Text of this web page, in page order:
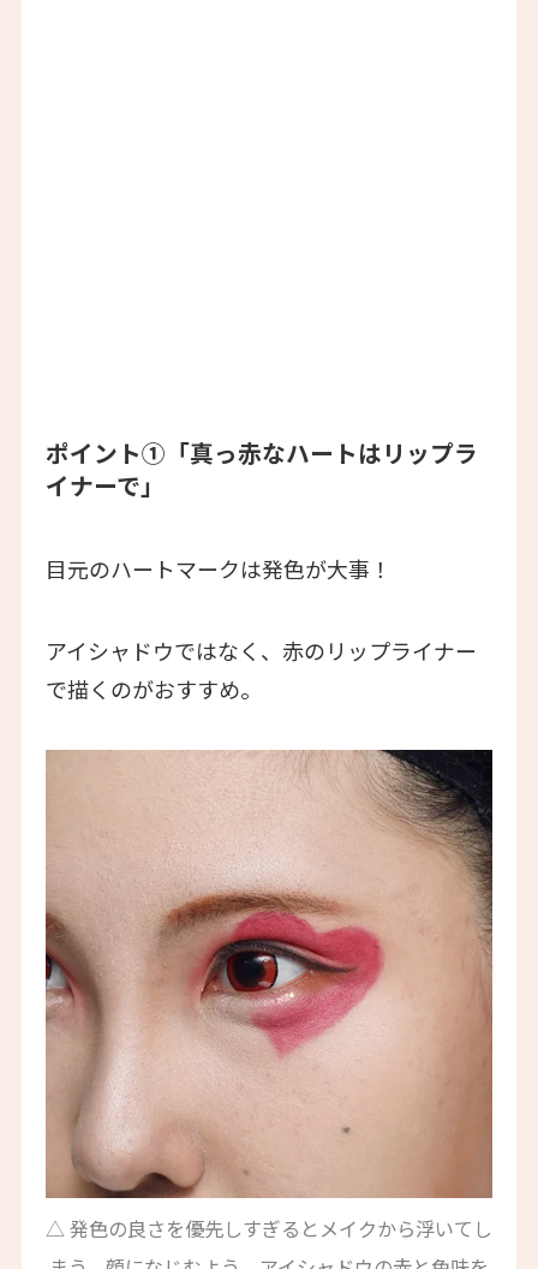
ポイント①「真っ赤なハートはリップラ
イナーで」
目元のハートマークは発色が大事！
アイシャドウではなく、赤のリップライナー
で描くのがおすすめ。
△ 発色の良さを優先しすぎるとメイクから浮いてし